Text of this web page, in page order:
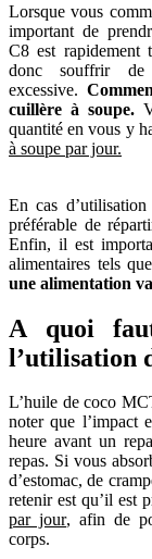
Lorsque vous
important de
C8 est rapidement
donc souffrir de
excessive.
cuillère à soupe.
quantité en vous y
à soupe par jour.
En cas
préférable de
Enfin, il est
alimentaires tels que
une alimentation
A quoi
l’utilisation
L’huile de coco
noter que l’impact
heure avant un
repas. Si vous
d’estomac, de
retenir est qu’il est
par jour, afin de
corps.